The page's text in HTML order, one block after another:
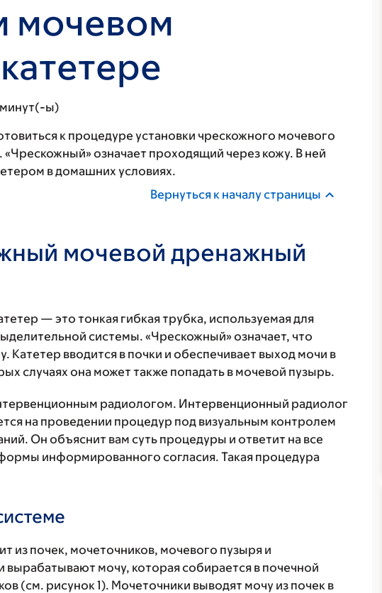
мочевом
ы)
к процедуре установки чрескожного мочевого
«Чрескожный» означает проходящий через кожу. В ней
в домашних условиях.
Вернуться к началу страницы
мочевой дренажный
— это тонкая гибкая трубка, используемая для
системы. «Чрескожный» означает, что
Катетер вводится в почки и обеспечивает выход мочи в
случаях она может также попадать в мочевой пузырь.
радиологом. Интервенционный радиолог
на проведении процедур под визуальным контролем
Он объяснит вам суть процедуры и ответит на все
информированного согласия. Такая процедура
из почек, мочеточников, мочевого пузыря и
вырабатывают мочу, которая собирается в почечной
(см. рисунок 1). Мочеточники выводят мочу из почек в